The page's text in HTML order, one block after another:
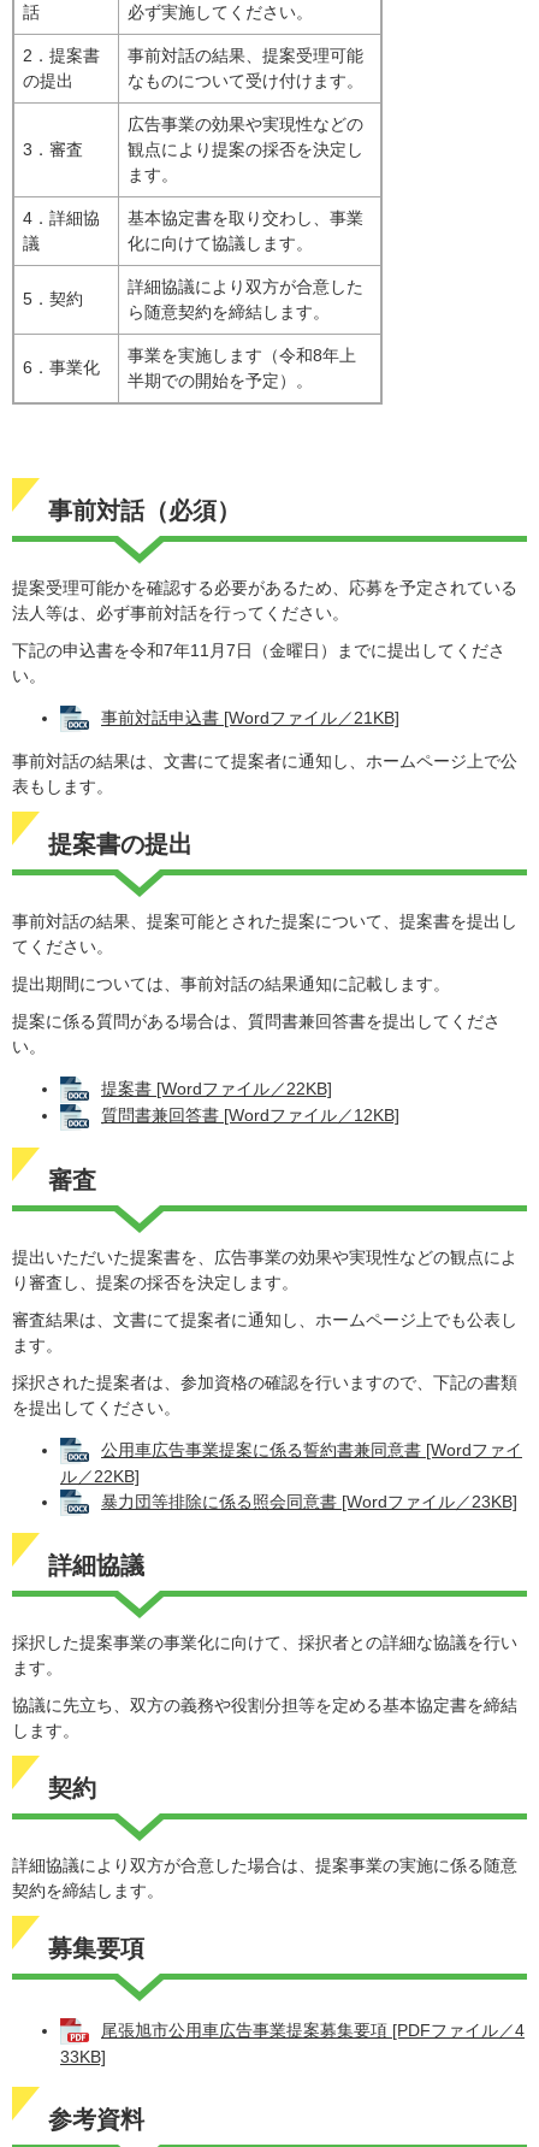
話
必ず実施してください。
2．提案書
の提出
事前対話の結果、提案受理可能
なものについて受け付けます。
3．審査
広告事業の効果や実現性などの
観点により提案の採否を決定し
ます。
4．詳細協
議
基本協定書を取り交わし、事業
化に向けて協議します。
5．契約
詳細協議により双方が合意した
ら随意契約を締結します。
6．事業化
事業を実施します（令和8年上
半期での開始を予定）。
事前対話（必須）
提案受理可能かを確認する必要があるため、応募を予定されている
法人等は、必ず事前対話を行ってください。
下記の申込書を令和7年11月7日（金曜日）までに提出してくださ
い。
事前対話申込書 [Wordファイル／21KB]
事前対話の結果は、文書にて提案者に通知し、ホームページ上で公
表もします。
提案書の提出
事前対話の結果、提案可能とされた提案について、提案書を提出し
てください。
提出期間については、事前対話の結果通知に記載します。
提案に係る質問がある場合は、質問書兼回答書を提出してくださ
い。
提案書 [Wordファイル／22KB]
質問書兼回答書 [Wordファイル／12KB]
審査
提出いただいた提案書を、広告事業の効果や実現性などの観点によ
り審査し、提案の採否を決定します。
審査結果は、文書にて提案者に通知し、ホームページ上でも公表し
ます。
採択された提案者は、参加資格の確認を行いますので、下記の書類
を提出してください。
公用車広告事業提案に係る誓約書兼同意書 [Wordファイ
ル／22KB]
暴力団等排除に係る照会同意書 [Wordファイル／23KB]
詳細協議
採択した提案事業の事業化に向けて、採択者との詳細な協議を行い
ます。
協議に先立ち、双方の義務や役割分担等を定める基本協定書を締結
します。
契約
詳細協議により双方が合意した場合は、提案事業の実施に係る随意
契約を締結します。
募集要項
尾張旭市公用車広告事業提案募集要項 [PDFファイル／4
33KB]
参考資料